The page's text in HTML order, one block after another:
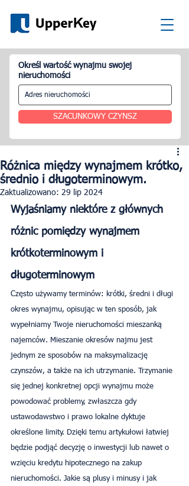
Określ wartość wynajmu swojej
nieruchomości
SZACUNKOWY CZYNSZ
Różnica między wynajmem krótko,
średnio i długoterminowym.
Zaktualizowano: 29 lip 2024
Wyjaśniamy niektóre z głównych
różnic pomiędzy wynajmem
krótkoterminowym i
długoterminowym
Często używamy terminów: krótki, średni i długi
okres wynajmu, opisując w ten sposób, jak
wypełniamy Twoje nieruchomości mieszanką
najemców. Mieszanie okresów najmu jest
jednym ze sposobów na maksymalizację
czynszów, a także na ich utrzymanie. Trzymanie
się jednej konkretnej opcji wynajmu może
powodować problemy, zwłaszcza gdy
ustawodawstwo i prawo lokalne dyktuje
określone limity. Dzięki temu artykułowi łatwiej
będzie podjąć decyzję o inwestycji lub nawet o
wzięciu kredytu hipotecznego na zakup
nieruchomości. Jakie są plusy i minusy i jak